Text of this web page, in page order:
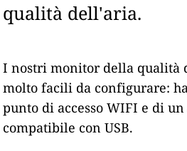
qualità dell'aria.
I nostri monitor della qualità
molto facili da configurare:
punto di accesso WIFI e di
compatibile con USB.